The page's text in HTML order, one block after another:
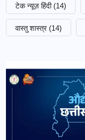
टेक न्यूज़ हिंदी (14)
वास्तु शास्त्र (14)